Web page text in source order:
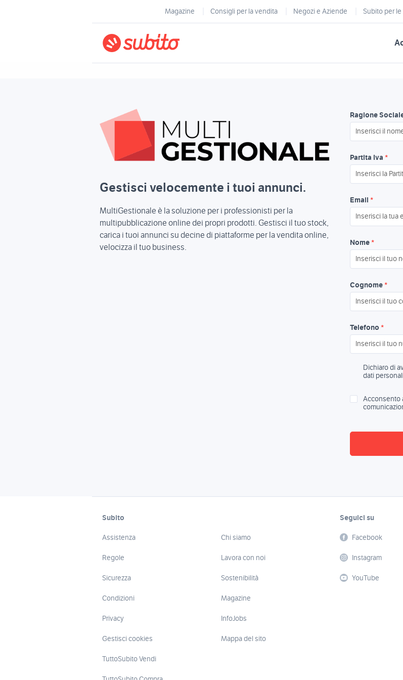
Magazine Consigli per la vendita Negozi e Aziende Subito per le
Gestisci velocemente i tuoi annunci.
MultiGestionale è la soluzione per i professionisti per la
multipubblicazione online dei propri prodotti. Gestisci il tuo stock,
carica i tuoi annunci su decine di piattaforme per la vendita online,
velocizza il tuo business.
Ragione
Partita Iva *
Email *
Nome *
Cognome *
Telefono *
Dichiaro di
dati
Acconsento
Subito
Assistenza
Regole
Sicurezza
Condizioni
Privacy
Gestisci cookies
TuttoSubito Vendi
Chi siamo
Lavora con noi
Sostenibilità
Magazine
InfoJobs
Mappa del sito
Seguici su
Facebook
Instagram
YouTube